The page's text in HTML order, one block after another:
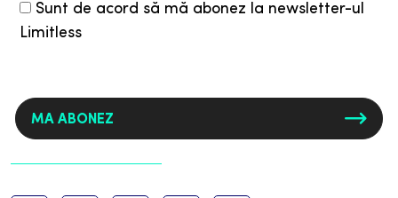
Sunt de acord să mă abonez la newsletter-ul
Limitless